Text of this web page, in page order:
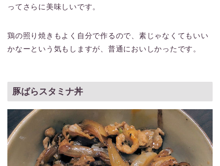
ってさらに美味しいです。
鶏の照り焼きもよく自分で作るので、素じゃなくてもいい
かなーという気もしますが、普通においしかったです。
豚ばらスタミナ丼